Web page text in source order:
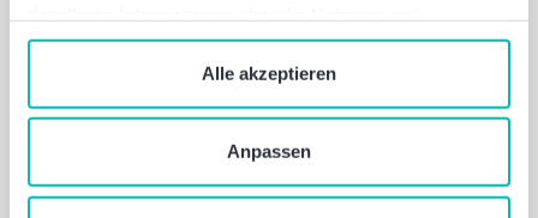
Verwaltung von Cookies klicken Sie auf „Details“. Mit
dem Klick auf „Cookies verbieten“ lehnen Sie die
Verwendung von zustimmungspflichtigen Cookies ab. Sie
, wenn Sie unsere Webseite
nutzen.
Alle akzeptieren
Anpassen